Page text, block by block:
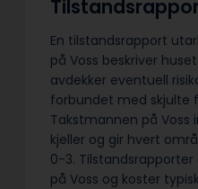
En tilstandsrapport
på Voss beskriver
avdekker eventuell
forbundet med skjulte
Takstmannen på Voss
kjeller og gir hvert
0-3.
på Voss og koster